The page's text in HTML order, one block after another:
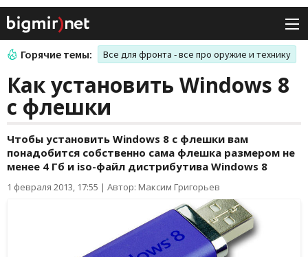
Горячие темы: Все для фронта - все про оружие и технику
Как установить Windows 8
с флешки
Чтобы установить Windows 8 с флешки вам
понадобится собственно сама флешка размером не
менее 4 Гб и iso-файл дистрибутива Windows 8
1 февраля 2013, 17:55 | Автор: Максим Григорьев